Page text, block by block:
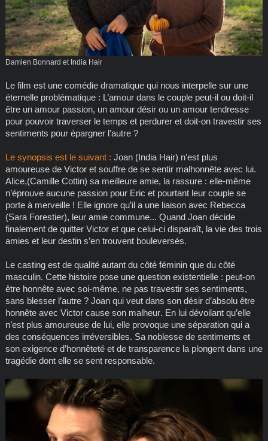
Damien Bonnard et India Hair
Le film est une comédie dramatique qui nous interpelle sur une
éternelle problématique : L’amour dans le couple peut-il ou doit-il
être un amour passion, un amour désir ou un amour tendresse
pour pouvoir traverser le temps et perdurer et doit-on travestir ses
sentiments pour épargner l’autre ?
Le synopsis est le suivant : Joan (India Hair) n'est plus
amoureuse de Victor et souffre de se sentir malhonnête avec lui.
Alice,(Camille Cottin) sa meilleure amie, la rassure : elle-même
n’éprouve aucune passion pour Eric et pourtant leur couple se
porte à merveille ! Elle ignore qu’il a une liaison avec Rebecca
(Sara Forestier), leur amie commune... Quand Joan décide
finalement de quitter Victor et que celui-ci disparaît, la vie des trois
amies et leur destin s’en trouvent bouleversés.
Le casting est de qualité autant du côté féminin que du côté
masculin. Cette histoire pose une question existentielle : peut-on
être honnête avec soi-même, ne pas travestir ses sentiments,
sans blesser l’autre ? Joan qui veut dans son désir d’absolu être
honnête avec Victor cause son malheur. En lui dévoilant qu’elle
n’est plus amoureuse de lui, elle provoque une séparation qui a
des conséquences irréversibles. Sa noblesse de sentiments et
son exigence d’honnêteté et de transparence la plongent dans une
tragédie dont elle se sent responsable.